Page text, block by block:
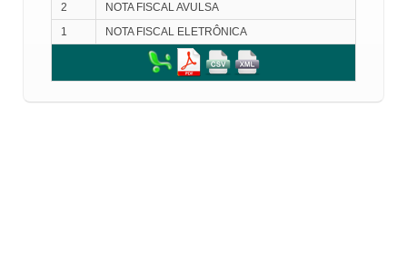
2
NOTA FISCAL AVULSA
1
NOTA FISCAL ELETRÔNICA